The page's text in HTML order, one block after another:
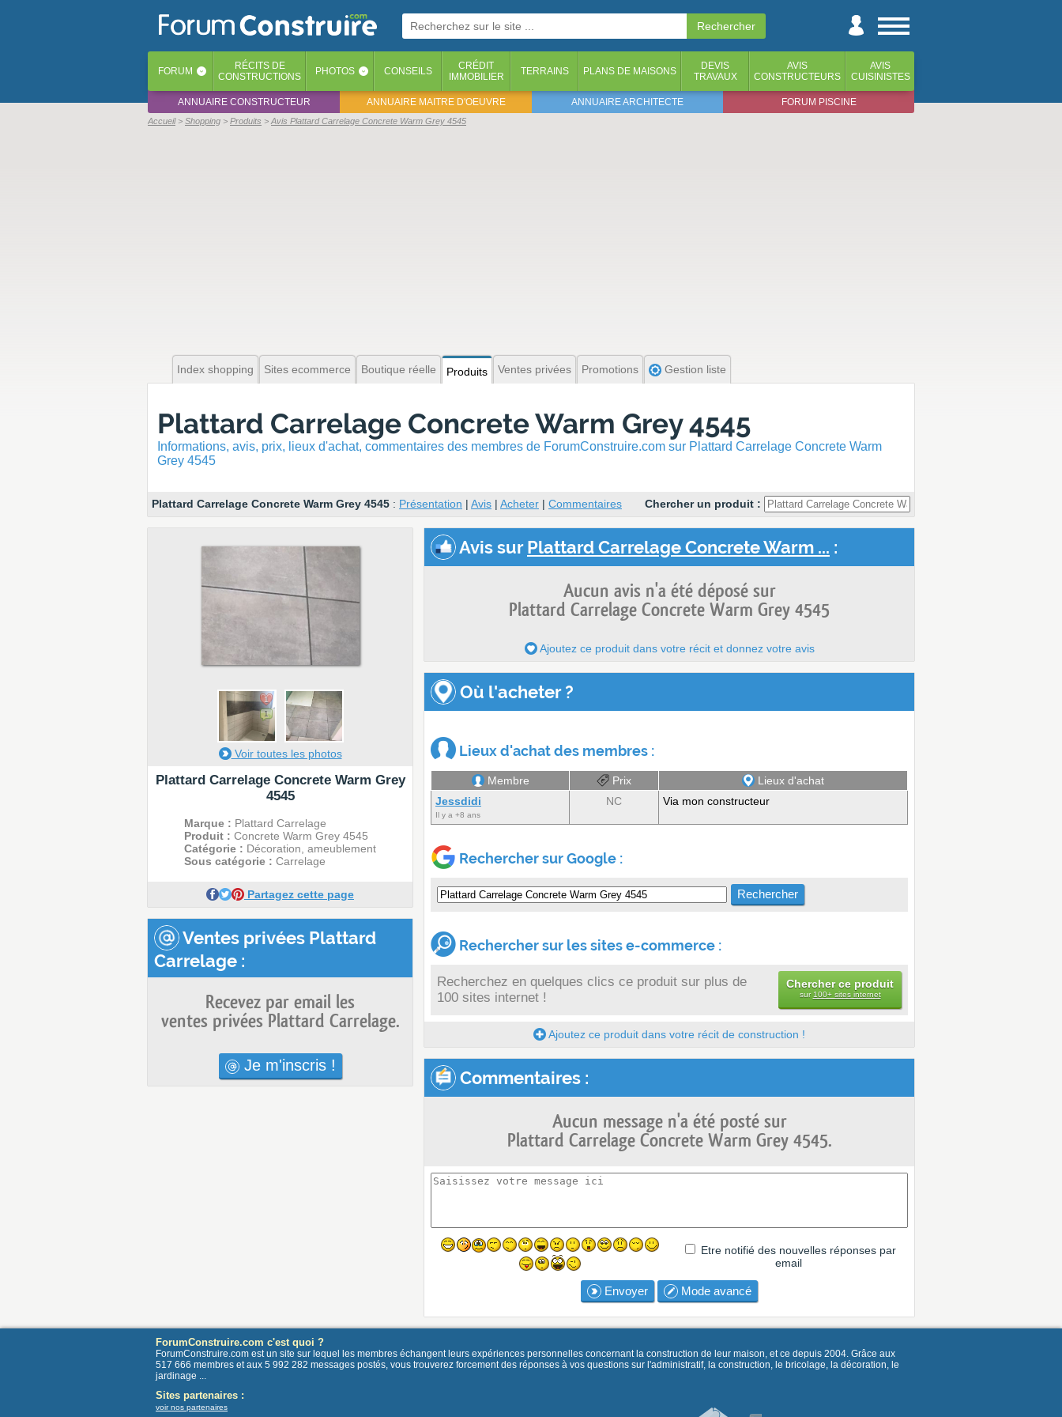
FORUM ‹ RÉCITS DE
CONSTRUCTIONS
PHOTOS ‹ CONSEILS
CRÉDIT
IMMOBILIER
TERRAINS PLANS DE MAISONS
DEVIS
TRAVAUX
AVIS
CONSTRUCTEURS
AVIS
CUISINISTES
ANNUAIRE CONSTRUCTEUR ANNUAIRE MAITRE D'OEUVRE ANNUAIRE ARCHITECTE FORUM PISCINE
Accueil Shopping Produits Avis Plattard Carrelage Concrete Warm Grey 4545
Index shopping Sites ecommerce Boutique réelle Produits Ventes privées Promotions Gestion liste
Plattard Carrelage Concrete Warm Grey 4545
Informations, avis, prix, lieux d'achat, commentaires des membres de ForumConstruire.com sur Plattard Carrelage Concrete Warm
Grey 4545
Plattard Carrelage Concrete Warm Grey 4545 : Présentation | Avis | Acheter | Commentaires Chercher un produit :
1
1
Voir toutes les photos
Plattard Carrelage Concrete Warm Grey
4545
Marque : Plattard Carrelage
Produit : Concrete Warm Grey 4545
Catégorie : Décoration, ameublement
Sous catégorie : Carrelage
Partagez cette page
Ventes privées Plattard
Carrelage :
Recevez par email les
ventes privées Plattard Carrelage.
Je m'inscris !
AvissurPlattard Carrelage Concrete Warm ... :
Aucun avis n'a été déposé sur
Plattard Carrelage Concrete Warm Grey 4545
Ajoutez ce produit dans votre récit et donnez votre avis
Où l'acheter ?
Lieux d'achat des membres :
Membre Prix
Lieux d'achat
Jessdidi
Il y a +8 ans
NC Via mon constructeur
Rechercher sur Google :
Rechercher sur les sites e-commerce :
Recherchez en quelques clics ce produit sur plus de
100 sites internet !
Chercher ce produit
sur 100+ sites internet
Ajoutez ce produit dans votre récit de construction !
Commentaires :
Aucun message n'a été posté sur
Plattard Carrelage Concrete Warm Grey 4545.
Etre notifié des nouvelles réponses par
email
Envoyer Mode avancé
ForumConstruire.com c'est quoi ?
ForumConstruire.com est un site sur lequel les membres échangent leurs expériences personnelles concernant la construction de leur maison, et ce depuis 2004. Grâce aux
517 666 membres et aux 5 992 282 messages postés, vous trouverez forcement des réponses à vos questions sur l'administratif, la construction, le bricolage, la décoration, le
jardinage ...
Sites partenaires :
voir nos partenaires